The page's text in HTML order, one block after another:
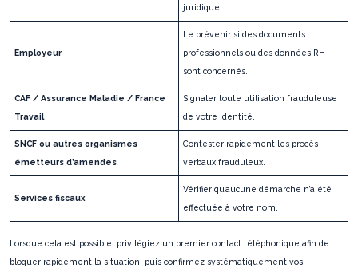
juridique.
Employeur
Le prévenir si des documents
professionnels ou des données RH
sont concernés.
CAF / Assurance Maladie / France
Travail
Signaler toute utilisation frauduleuse
de votre identité.
SNCF ou autres organismes
émetteurs d’amendes
Contester rapidement les procès-
verbaux frauduleux.
Services fiscaux
Vérifier qu’aucune démarche n’a été
effectuée à votre nom.
Lorsque cela est possible, privilégiez un premier contact téléphonique afin de
bloquer rapidement la situation, puis confirmez systématiquement vos